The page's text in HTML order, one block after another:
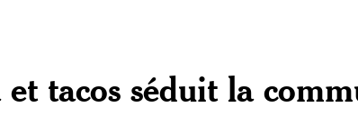
tacos séduit la